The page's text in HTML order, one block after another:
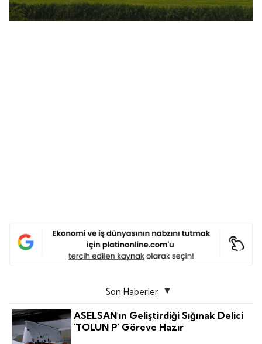
Son Haberler
ASELSAN'ın Geliştirdiği Sığınak Delici
'TOLUN P' Göreve Hazır